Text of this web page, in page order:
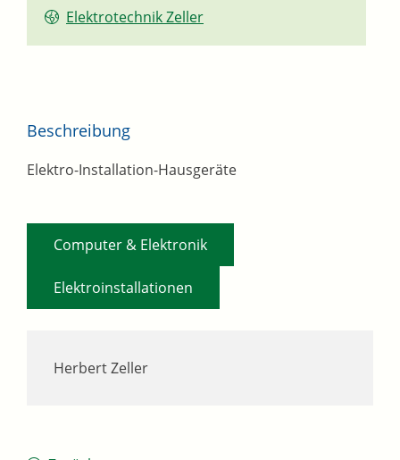
Elektrotechnik Zeller
Herbert Zeller
Beschreibung
Elektro-Installation-Hausgeräte
Computer & Elektronik
Elektroinstallationen